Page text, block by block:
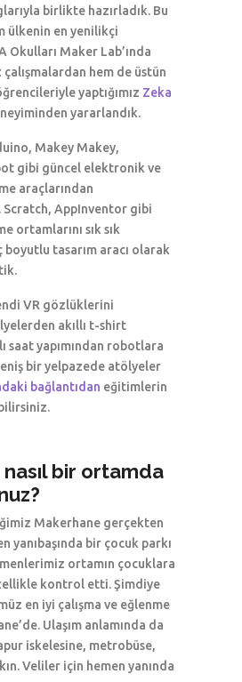
birlikte hazırladık. Bu
ülkenin en yenilikçi
Okulları Maker Lab’ında
hem de üstün
yaptığımız Zeka
yararlandık.
Makey Makey,
gibi güncel elektronik ve
araçlarından
Scratch, AppInventor gibi
ortamlarını sık sık
boyutlu tasarım aracı olarak
VR gözlüklerini
akıllı t-shirt
saat yapımından robotlara
bir yelpazede atölyeler
bağlantıdan eğitimlerin
bir ortamda
Makerhane gerçekten
yanıbaşında bir çocuk parkı
ortamın çocuklara
kontrol etti. Şimdiye
en iyi çalışma ve eğlenme
Ulaşım anlamında da
iskelesine, metrobüse,
Veliler için hemen yanında